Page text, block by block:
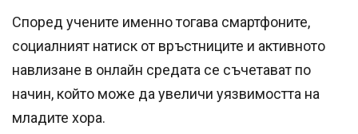
Според учените именно тогава смартфоните,
социалният натиск от връстниците и активното
навлизане в онлайн средата се съчетават по
начин, който може да увеличи уязвимостта на
младите хора.